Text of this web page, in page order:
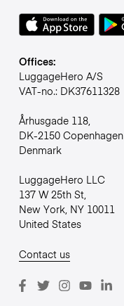
Offices:
LuggageHero A/S
VAT-no.: DK37611328
Århusgade 118,
DK-2150 Copenhagen
Denmark
LuggageHero LLC
137 W 25th St,
New York, NY 10011
United States
Contact us